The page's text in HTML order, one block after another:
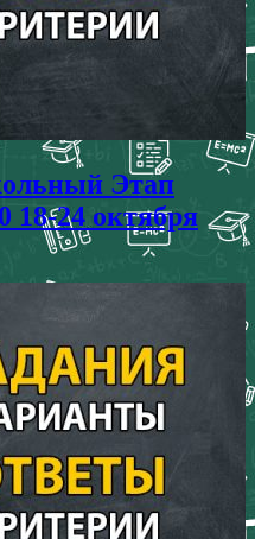
Этап
18-24 октября